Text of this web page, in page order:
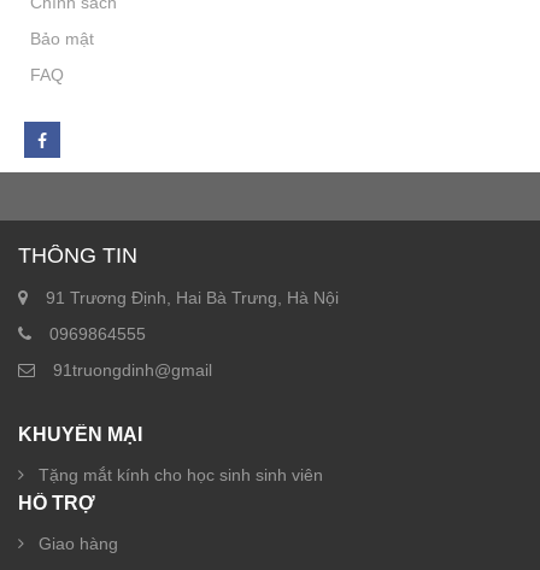
Bảo mật
FAQ
THÔNG TIN
91 Trương Định, Hai Bà Trưng, Hà Nội
0969864555
91truongdinh@gmail
KHUYẾN MẠI
Tặng mắt kính cho học sinh sinh viên
HỖ TRỢ
Giao hàng